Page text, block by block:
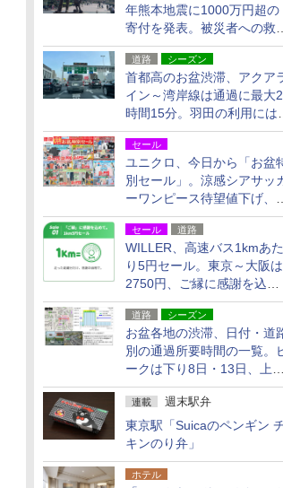
年熊本地震に1000万円超の
寄付を発表。被災者への救援
活動・復旧支援
道路 シーズン
首都高のお盆渋滞、アクア
イン～湾岸線は通過に最大2
時間15分。羽田の利用には
「空港西出口」の利用検討
セール
ユニクロ、今日から「お盆
別セール」。涼感シアサッ
ーワンピース待望値下げ、撥
水ギアショーツは1990円に
セール 道路
WILLER、高速バス1kmあた
り5円セール。東京～大阪は
2750円、ご縁に感謝を込め
た20周年記念キャンペーン
道路 シーズン
お盆各地の渋滞、日付・道
別の通過所要時間の一覧。
ークは下り8日・13日、上り
14日・15日
連載 週末駅弁
東京駅「Suicaのペンギン
キンのり弁」
ホテル